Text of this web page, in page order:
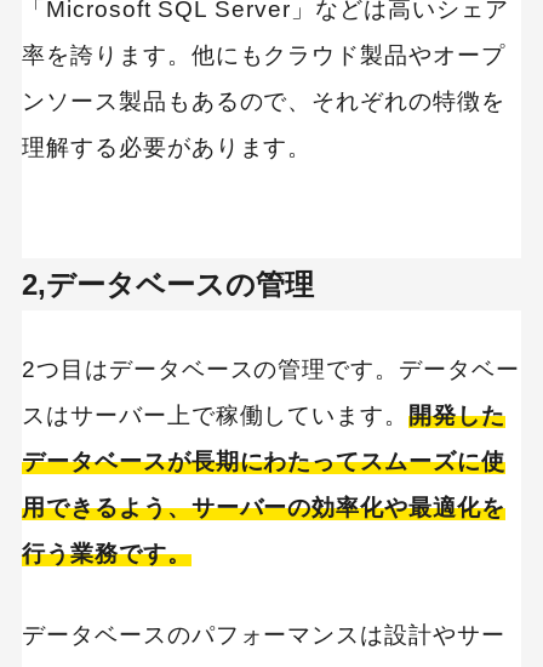
「Microsoft SQL Server」などは高いシェア
率を誇ります。他にもクラウド製品やオープ
ンソース製品もあるので、それぞれの特徴を
理解する必要があります。
2,データベースの管理
2つ目はデータベースの管理です。データベー
スはサーバー上で稼働しています。開発した
データベースが長期にわたってスムーズに使
用できるよう、サーバーの効率化や最適化を
行う業務です。
データベースのパフォーマンスは設計やサー